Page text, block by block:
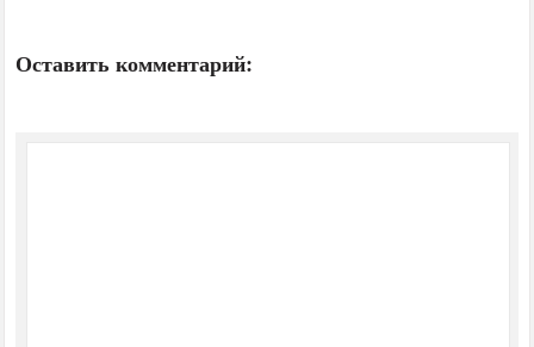
Оставить комментарий: